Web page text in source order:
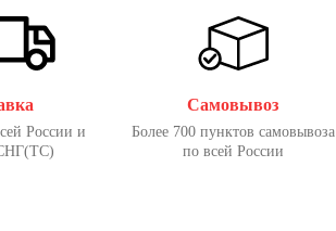
России и
Самовывоз
Более 700 пунктов самовывоза
по всей России